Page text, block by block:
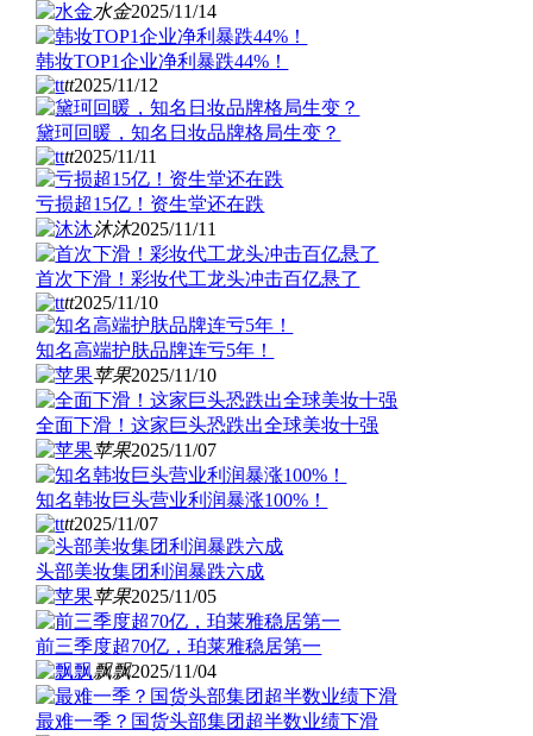
水金2025/11/14
韩妆TOP1企业净利暴跌44%！
tt2025/11/12
黛珂回暖，知名日妆品牌格局生变？
tt2025/11/11
亏损超15亿！资生堂还在跌
沐沐2025/11/11
首次下滑！彩妆代工龙头冲击百亿悬了
tt2025/11/10
知名高端护肤品牌连亏5年！
苹果2025/11/10
全面下滑！这家巨头恐跌出全球美妆十强
苹果2025/11/07
知名韩妆巨头营业利润暴涨100%！
tt2025/11/07
头部美妆集团利润暴跌六成
苹果2025/11/05
前三季度超70亿，珀莱雅稳居第一
飘飘2025/11/04
最难一季？国货头部集团超半数业绩下滑